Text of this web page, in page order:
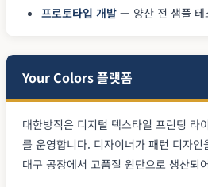
프로토타입 개발 — 양산 전 샘플 테
Your Colors 플랫폼
대한방직은 디지털 텍스타일 프린팅 라
를 운영합니다. 디자이너가 패턴 디자인
대구 공장에서 고품질 원단으로 생산되